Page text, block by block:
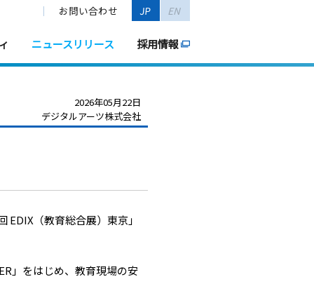
お問い合わせ JP EN
ニュースリリース 採用情報
2026年05月22日
デジタルアーツ株式会社
（教育総合展）東京」
」をはじめ、教育現場の安